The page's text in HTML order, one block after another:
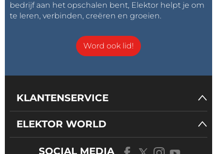
bedrijf aan het opschalen bent, Elektor helpt je om
te leren, verbinden, creëren en groeien.
Word ook lid!
KLANTENSERVICE
ELEKTOR WORLD
SOCIAL MEDIA